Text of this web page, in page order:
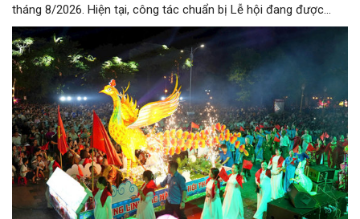
tháng 8/2026. Hiện tại, công tác chuẩn bị Lễ hội đang được
chính quyền phường Sơn Tây cùng các phòng, ban, ngành, đơn
vị và 25 tổ dân phố khẩn trương triển khai, tạo khí thế sôi nổi,
sẵn sàng mang đến cho Nhân dân và du khách một mùa Trung
thu quy mô, đặc sắc và giàu bản sắc văn hóa xứ Đoài.